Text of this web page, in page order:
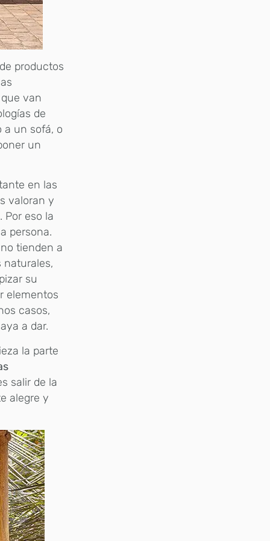
productos
van
de
a un sofá, o
un
en las
valoran y
eso la
persona.
tienden a
naturales,
su
elementos
casos,
a dar.
la parte
salir de la
alegre y